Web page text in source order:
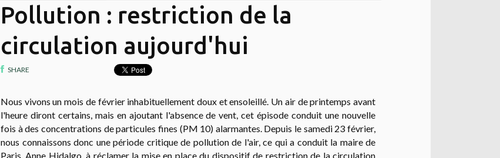
Pollution : restriction de la
circulation aujourd'hui
SHARE
Nous vivons un mois de février inhabituellement doux et ensoleillé. Un air de printemps avant
l'heure diront certains, mais en ajoutant l'absence de vent, cet épisode conduit une nouvelle
fois à des concentrations de particules fines (PM 10) alarmantes. Depuis le samedi 23 février,
nous connaissons donc une période critique de pollution de l'air, ce qui a conduit la maire de
Paris, Anne Hidalgo, à réclamer la mise en place du dispositif de restriction de la circulation